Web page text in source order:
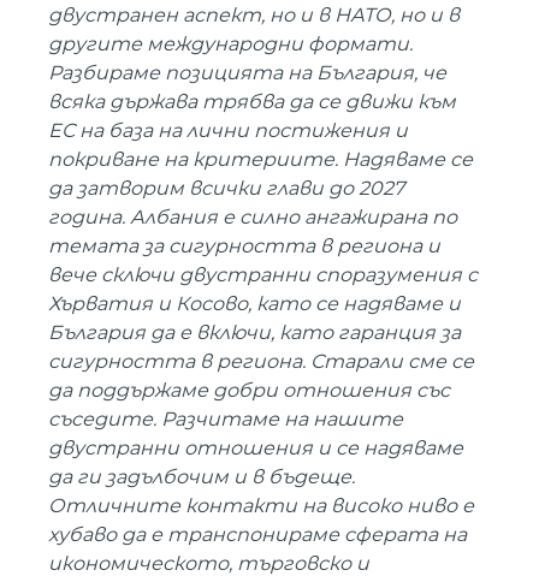
двустранен аспект, но и в НАТО, но и в
другите международни формати.
Разбираме позицията на България, че
всяка държава трябва да се движи към
ЕС на база на лични постижения и
покриване на критериите. Надяваме се
да затворим всички глави до 2027
година. Албания е силно ангажирана по
темата за сигурността в региона и
вече сключи двустранни споразумения с
Хърватия и Косово, като се надяваме и
България да е включи, като гаранция за
сигурността в региона. Старали сме се
да поддържаме добри отношения със
съседите. Разчитаме на нашите
двустранни отношения и се надяваме
да ги задълбочим и в бъдеще.
Отличните контакти на високо ниво е
хубаво да е транспонираме сферата на
икономическото, търговско и